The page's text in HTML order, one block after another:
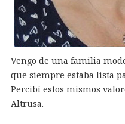
Vengo de una familia
que siempre estaba lista
Percibí estos mismos
Altrusa.